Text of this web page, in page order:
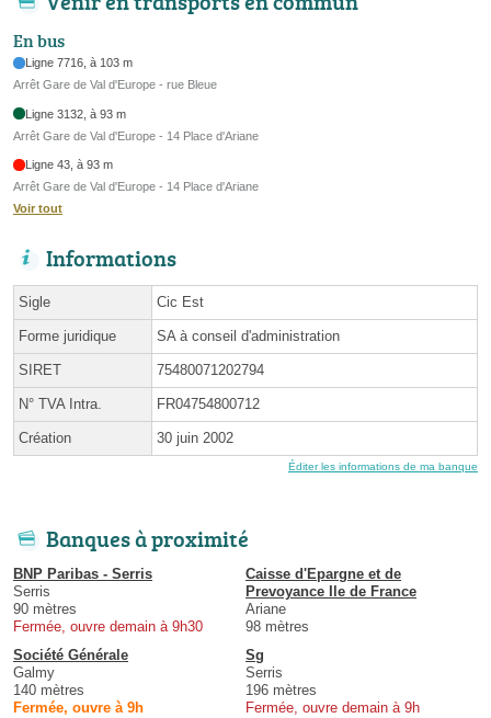
En bus
Ligne 7716, à 103 m
Arrêt Gare de Val d'Europe - rue Bleue
Ligne 3132, à 93 m
Arrêt Gare de Val d'Europe - 14 Place d'Ariane
Ligne 43, à 93 m
Arrêt Gare de Val d'Europe - 14 Place d'Ariane
Voir tout
Informations
Sigle Cic Est
Forme juridique SA à conseil d'administration
SIRET 75480071202794
N° TVA Intra. FR04754800712
Création 30 juin 2002
Éditer les informations de ma banque
Banques à proximité
BNP Paribas - Serris
Serris
90 mètres
Fermée, ouvre demain à 9h30
Caisse d'Epargne et de
Prevoyance Ile de France
Ariane
98 mètres
Société Générale
Galmy
140 mètres
Fermée, ouvre à 9h
Sg
Serris
196 mètres
Fermée, ouvre demain à 9h